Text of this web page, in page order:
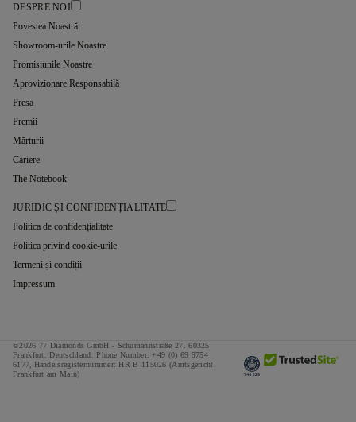
DESPRE NOI
Povestea Noastră
Showroom-urile Noastre
Promisiunile Noastre
Aprovizionare Responsabilă
Presa
Premii
Mărturii
Cariere
The Notebook
JURIDIC ȘI CONFIDENȚIALITATE
Politica de confidențialitate
Politica privind cookie-urile
Termeni și condiții
Impressum
©2026 77 Diamonds GmbH - Schumannstraße 27. 60325
Frankfurt. Deutschland. Phone Number: +49 (0) 69 9754
6177,
Handelsregisternummer: HR B 115026 (Amtsgericht
Frankfurt am Main)